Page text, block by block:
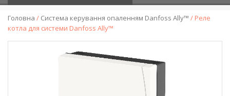
Головна / Система керування опаленням Danfoss Ally™ / Реле
котла для системи Danfoss Ally™